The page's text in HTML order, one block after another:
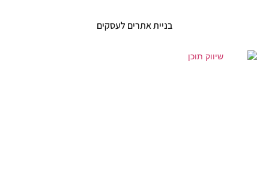
בניית אתרים לעסקים